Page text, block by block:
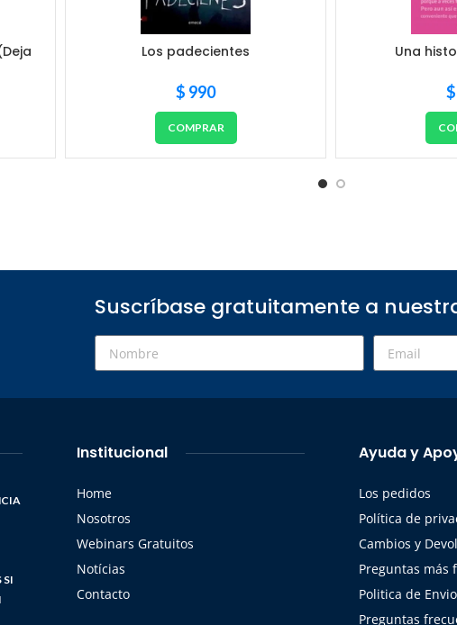
Los padecientes
$ 990
COMPRAR
Una
$
Suscríbase gratuitamente a
SI
Institucional
Home
Nosotros
Webinars Gratuitos
Notícias
Contacto
Ayuda y
Los pedidos
Política de
Cambios y
Preguntas más
Politica de
Preguntas